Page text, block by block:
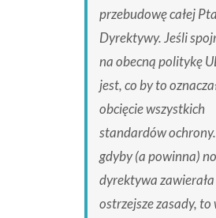
przebudowę całej
Dyrektywy. Jeśli
na obecną politykę
jest, co by to
obcięcie wszystkich
standardów
gdyby (a powinna)
dyrektywa zawierała
ostrzejsze zasady, to